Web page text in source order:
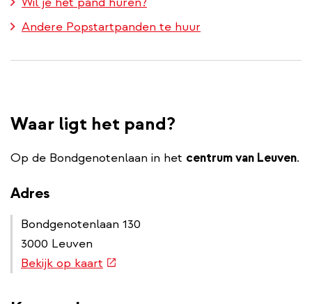
Andere Popstartpanden te huur
Waar ligt het pand?
Op de Bondgenotenlaan in het centrum van Leuven.
Adres
Bondgenotenlaan 130
3000 Leuven
Bekijk op kaart (externe